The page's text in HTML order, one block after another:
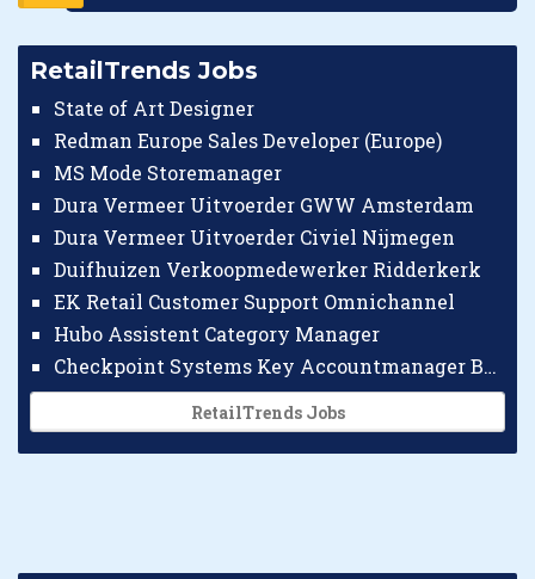
RetailTrends Jobs
State of Art Designer
Redman Europe Sales Developer (Europe)
MS Mode Storemanager
Dura Vermeer Uitvoerder GWW Amsterdam
Dura Vermeer Uitvoerder Civiel Nijmegen
Duifhuizen Verkoopmedewerker Ridderkerk
EK Retail Customer Support Omnichannel
Hubo Assistent Category Manager
Checkpoint Systems Key Accountmanager Benelux
RetailTrends Jobs